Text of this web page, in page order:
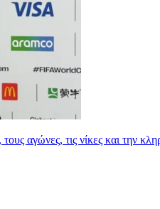
αγώνες, τις νίκες και την